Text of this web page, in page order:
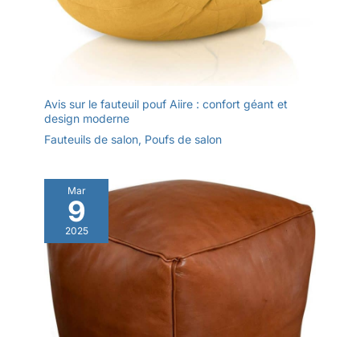
Avis sur le fauteuil pouf Aiire : confort géant et
design moderne
Fauteuils de salon, Poufs de salon
Mar
9
2025